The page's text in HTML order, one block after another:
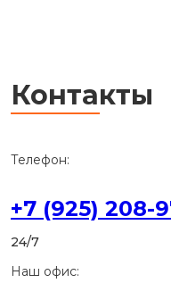
Контакты
Телефон:
+7 (925) 208-
24/7
Наш офис: